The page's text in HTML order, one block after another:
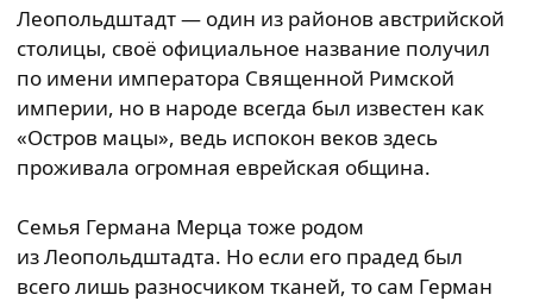
Леопольдштадт — один из районов австрийской
столицы, своё официальное название получил
по имени императора Священной Римской
империи, но в народе всегда был известен как
«Остров мацы», ведь испокон веков здесь
проживала огромная еврейская община.
Семья Германа Мерца тоже родом
из Леопольдштадта. Но если его прадед был
всего лишь разносчиком тканей, то сам Герман